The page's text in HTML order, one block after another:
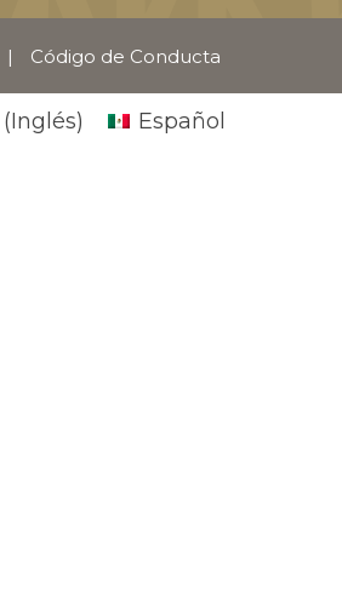
| Código de Conducta
(Inglés) Español